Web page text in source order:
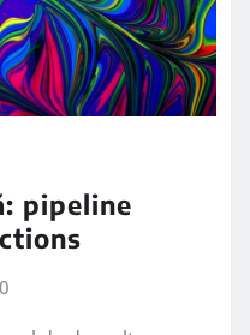
pipeline
0